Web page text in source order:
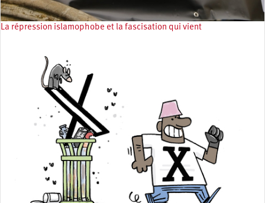
La répression islamophobe et la fascisation qui vient